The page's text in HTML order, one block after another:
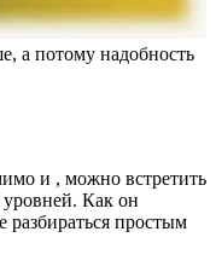
а потому надобность
и , можно встретить
уровней. Как он
разбираться простым